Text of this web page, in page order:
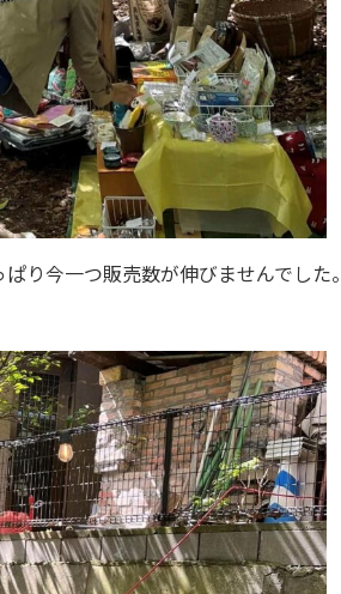
り今一つ販売数が伸びませんでした。